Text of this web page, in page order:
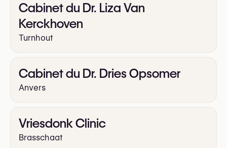
Cabinet du Dr. Liza Van
Kerckhoven
Turnhout
Cabinet du Dr. Dries Opsomer
Anvers
Vriesdonk Clinic
Brasschaat